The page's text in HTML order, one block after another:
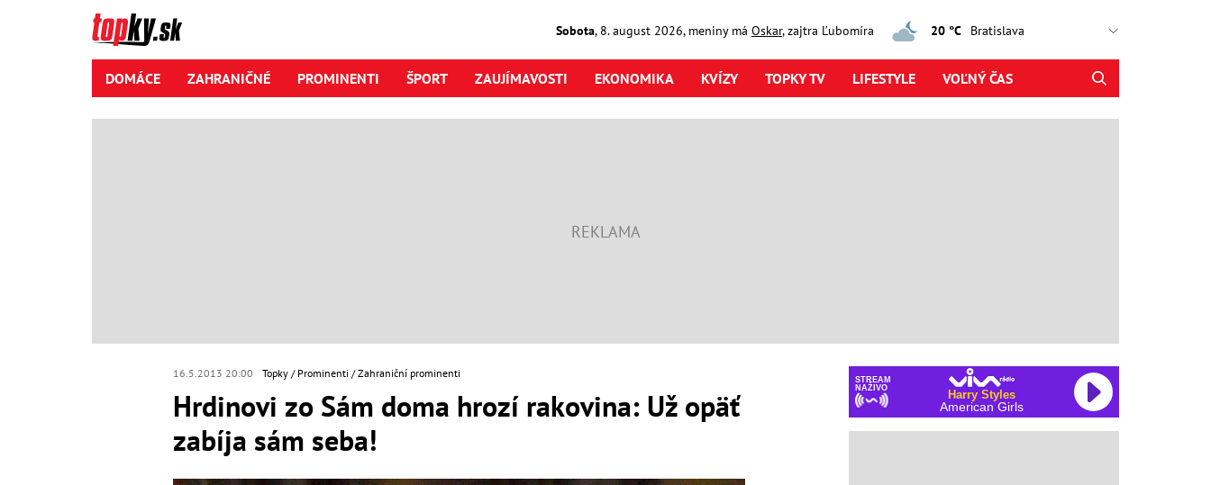
Sobota, 8. august2026, meniny má Oskar, zajtra Ľubomíra 20 °C
DOMÁCE ZAHRANIČNÉ PROMINENTI ŠPORT ZAUJÍMAVOSTI EKONOMIKA KVÍZY TOPKY TV LIFESTYLE VOĽNÝ ČAS
16.5.2013 20:00 Topky Prominenti Zahraniční prominenti
Hrdinovi zo Sám doma hrozí rakovina: Už opäť
zabíja sám seba!
STREAM
NAŽIVO
Harry Styles
American Girls